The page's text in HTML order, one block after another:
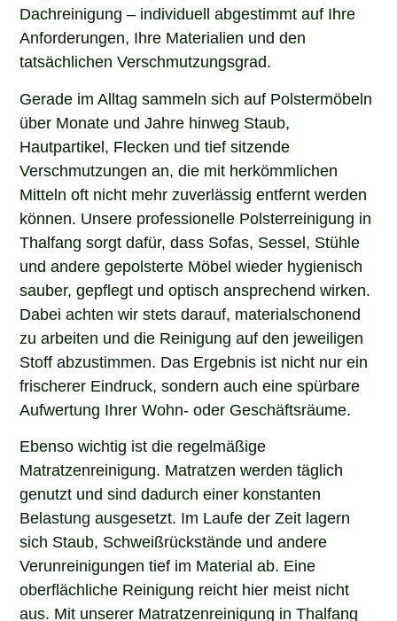
Dachreinigung – individuell abgestimmt auf Ihre
Anforderungen, Ihre Materialien und den
tatsächlichen Verschmutzungsgrad.
Gerade im Alltag sammeln sich auf Polstermöbeln
über Monate und Jahre hinweg Staub,
Hautpartikel, Flecken und tief sitzende
Verschmutzungen an, die mit herkömmlichen
Mitteln oft nicht mehr zuverlässig entfernt werden
können. Unsere professionelle Polsterreinigung in
Thalfang sorgt dafür, dass Sofas, Sessel, Stühle
und andere gepolsterte Möbel wieder hygienisch
sauber, gepflegt und optisch ansprechend wirken.
Dabei achten wir stets darauf, materialschonend
zu arbeiten und die Reinigung auf den jeweiligen
Stoff abzustimmen. Das Ergebnis ist nicht nur ein
frischerer Eindruck, sondern auch eine spürbare
Aufwertung Ihrer Wohn- oder Geschäftsräume.
Ebenso wichtig ist die regelmäßige
Matratzenreinigung. Matratzen werden täglich
genutzt und sind dadurch einer konstanten
Belastung ausgesetzt. Im Laufe der Zeit lagern
sich Staub, Schweißrückstände und andere
Verunreinigungen tief im Material ab. Eine
oberflächliche Reinigung reicht hier meist nicht
aus. Mit unserer Matratzenreinigung in Thalfang